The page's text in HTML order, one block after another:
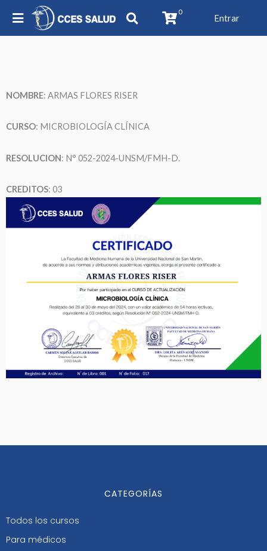
0
Entrar
NOMBRE: ARMAS FLORES RISER
CURSO: MICROBIOLOGÍA CLÍNICA
RESOLUCION: N° 052-2024-UNSM/FMH-D.
CREDITOS: 03
CATEGORÍAS
Todos los cursos
Para médicos